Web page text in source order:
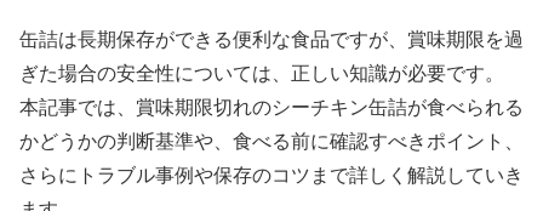
缶詰は長期保存ができる便利な食品ですが、賞味期限を過
ぎた場合の安全性については、正しい知識が必要です。
本記事では、賞味期限切れのシーチキン缶詰が食べられる
かどうかの判断基準や、食べる前に確認すべきポイント、
さらにトラブル事例や保存のコツまで詳しく解説していき